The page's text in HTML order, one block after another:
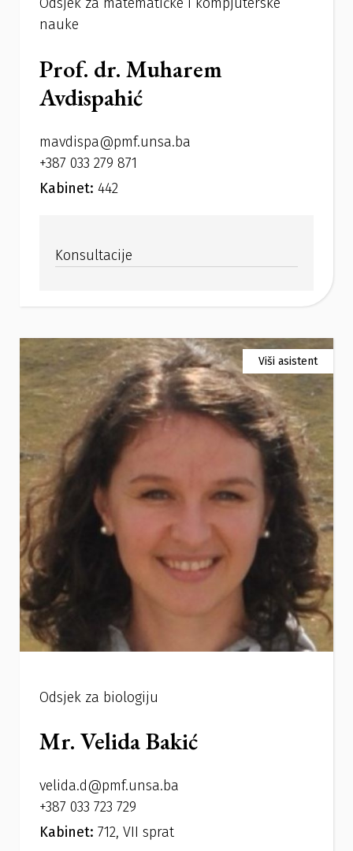
nauke
Prof. dr. Muharem
Avdispahić
mavdispa@pmf.unsa.ba
+387 033 279 871
Kabinet: 442
Konsultacije
Viši asistent
Odsjek za biologiju
Mr. Velida Bakić
velida.d@pmf.unsa.ba
+387 033 723 729
Kabinet: 712, VII sprat